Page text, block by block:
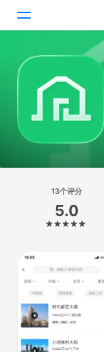
游戏
搜索
Vision
13个评分
5.0